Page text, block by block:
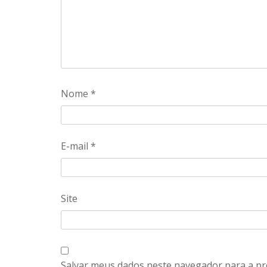
Nome *
E-mail *
Site